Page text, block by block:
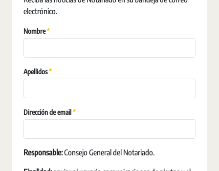
electrónico.
Nombre Requerido
Apellidos Requerido
Dirección de email Requerido
Responsable:Consejo General del Notariado.